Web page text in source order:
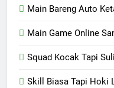
Main Bareng Auto
Main Game Online
Squad Kocak Tapi
Skill Biasa Tapi Hoki